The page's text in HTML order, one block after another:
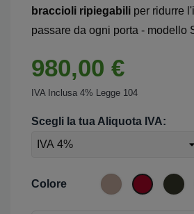
braccioli ripiegabili per ridurre
passare da ogni porta - modello
980,00 €
IVA Inclusa 4% Legge 104
Scegli la tua Aliquota IVA:
Colore
Sabbia-
Slim-
Rosso-
Slim-